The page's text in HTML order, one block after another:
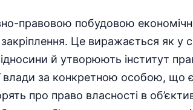
правовою побудовою
Це виражається як у
й утворюють інститут
влади за конкретною особою, що
про право власності в